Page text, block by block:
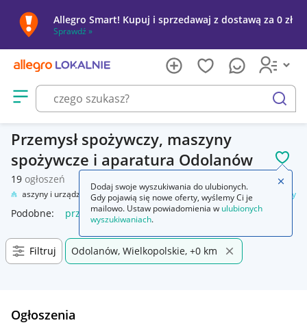
Allegro Smart! Kupuj i sprzedawaj z dostawą za 0 zł
Sprawdź »
Otwórz menu z kategoriami
szukaj
Przemysł spożywczy, maszyny
spożywcze i aparatura Odolanów
19 ogłoszeń
Maszyny i urządzenia Automatyka przemysłowa Przemysł spożywczy
Podobne: przemysł spożywczy
Filtruj Odolanów, Wielkopolskie, +0 km
Ogłoszenia
Dodaj swoje wyszukiwania do ulubionych.
Gdy pojawią się nowe oferty, wyślemy Ci je
mailowo. Ustaw powiadomienia w ulubionych
wyszukiwaniach.